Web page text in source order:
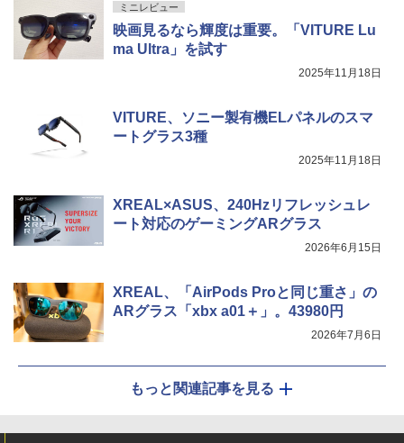
ミニレビュー
映画見るなら輝度は重要。「VITURE Lu
ma Ultra」を試す
2025年11月18日
VITURE、ソニー製有機ELパネルのスマ
ートグラス3種
2025年11月18日
XREAL×ASUS、240Hzリフレッシュレ
ート対応のゲーミングARグラス
2026年6月15日
XREAL、「AirPods Proと同じ重さ」の
ARグラス「xbx a01＋」。43980円
2026年7月6日
もっと関連記事を見る